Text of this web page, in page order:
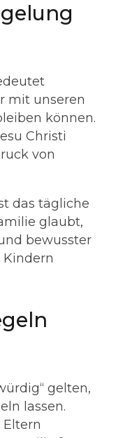
mit unseren
können.
Christi
von
das tägliche
glaubt,
bewusster
gelten,
lassen.